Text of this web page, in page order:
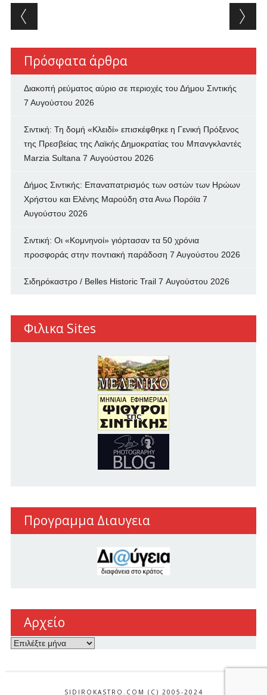
Post navigation
Πρόσφατα άρθρα
Διακοπή ρεύματος αύριο σε περιοχές του Δήμου Σιντικής
7 Αυγούστου 2026
Σιντική: Τη δομή «Κλειδί» επισκέφθηκε η Γενική Πρόξενος
της Πρεσβείας της Λαϊκής Δημοκρατίας του Μπανγκλαντές
Marzia Sultana 7 Αυγούστου 2026
Δήμος Σιντικής: Επαναπατρισμός των oστών των Ηρώων
Χρήστου και Ελένης Μαρούδη στα Ανω Πορόϊα 7
Αυγούστου 2026
Σιντική: Οι «Κομνηνοί» γιόρτασαν τα 50 χρόνια
προσφοράς στην ποντιακή παράδοση 7 Αυγούστου 2026
Σιδηρόκαστρο / Belles Historic Trail 7 Αυγούστου 2026
Φιλικα Sites
Προγραμμα Διαυγεια
Αρχείο
Αρχείο
SIDIROKASTRO.COM (C) 2005-2024